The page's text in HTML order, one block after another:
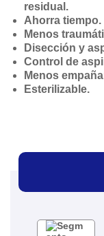
residual.
Ahorra tiempo.
Menos
Disección y
Control de
Menos
Esterilizable.